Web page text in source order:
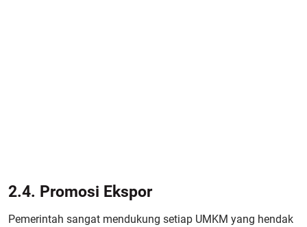
2.4. Promosi Ekspor
Pemerintah sangat mendukung setiap UMKM yang hendak